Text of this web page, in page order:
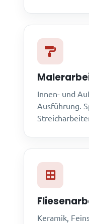
Innen- und
Ausführung.
Keramik,